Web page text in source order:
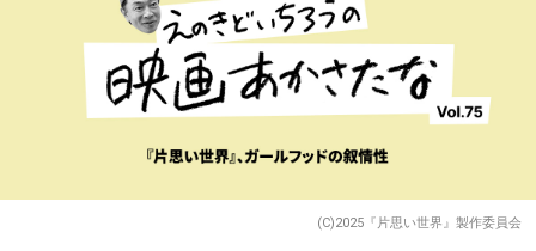
(C)2025『片思い世界』製作委員会